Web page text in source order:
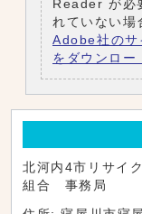
Reader が必
れていない場
Adobe社の
をダウンロー
北河内4市リサイ
組合 事務局